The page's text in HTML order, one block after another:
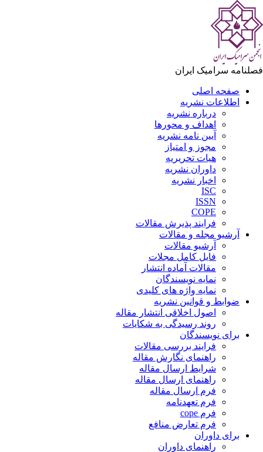
سرامیک ایران
صفحه اصلی
اطلاعات نشریه
درباره نشریه
اهداف و محورها
آیین نامه نشریه
مجوز و امتیاز
هیات تحریریه
داوران نشریه
اخبار نشریه
ISC
ISSN
COPE
فرایند پذیرش مقالات
آرشیو مجله و مقالات
آرشیو مقالات
فایل کامل مجلات
مقالات آماده انتشار
نمایه نویسندگان
نمایه واژه های کلیدی
ضوابط و قوانین نشریه
اصول اخلاقی انتشار مقاله
روند رسیدگی به شکایات
برای نویسندگان
فرایند بررسی مقالات
راهنمای نگارش مقاله
شرایط ارسال مقاله
راهنمای ارسال مقاله
فرم ارسال مقاله
فرم تعهدنامه
فرم cope
فرم تعارض منافع
برای داوران
راهنمای داوران